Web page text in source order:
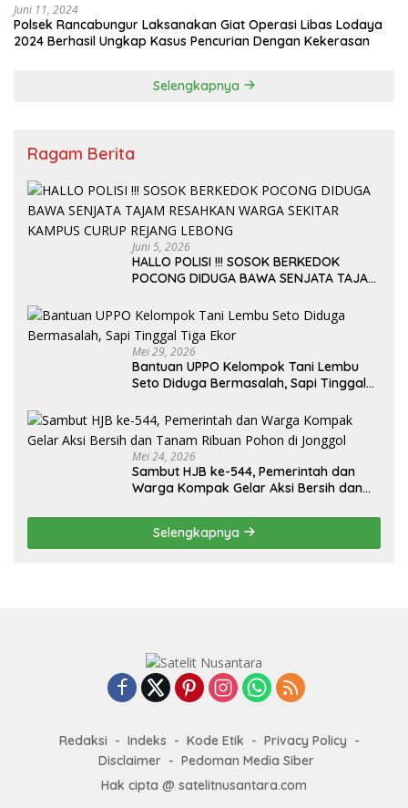
Juni 11, 2024
Polsek Rancabungur Laksanakan Giat Operasi Libas Lodaya
2024 Berhasil Ungkap Kasus Pencurian Dengan Kekerasan
Selengkapnya
Ragam Berita
Juni 5, 2026
HALLO POLISI !!! SOSOK BERKEDOK
POCONG DIDUGA BAWA SENJATA TAJAM
CURUP REJANG LEBONG
Mei 29, 2026
Bantuan UPPO Kelompok Tani Lembu
Seto Diduga Bermasalah, Sapi Tinggal
Mei 24, 2026
Sambut HJB ke-544, Pemerintah dan
Warga Kompak Gelar Aksi Bersih dan
Selengkapnya
Redaksi Indeks Kode Etik
Privacy Policy
Disclaimer
Pedoman Media Siber
Hak cipta @ satelitnusantara.com